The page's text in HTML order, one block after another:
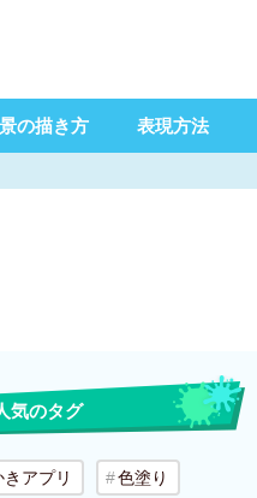
の描き方 表現方法
気のタグ
アプリ 色塗り